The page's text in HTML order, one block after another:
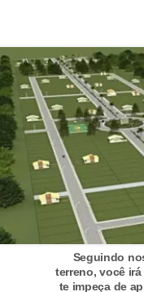
Seguindo
terreno, você
te impeça de
c
r
é
d
t
o
d